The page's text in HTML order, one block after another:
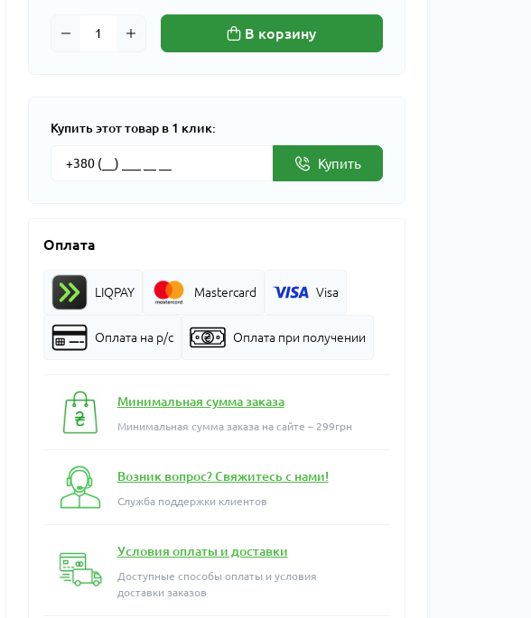
В корзину
Купить этот товар в 1 клик:
Купить
Оплата
LIQPAY Mastercard Visa
Оплата на р/с Оплата при получении
Минимальная сумма заказа
Минимальная сумма заказа на сайте – 299грн
Возник вопрос? Свяжитесь с нами!
Служба поддержки клиентов
Условия оплаты и доставки
Доступные способы оплаты и условия
доставки заказов